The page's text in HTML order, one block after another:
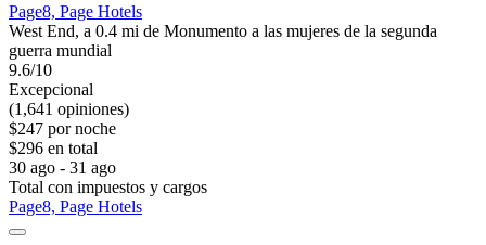
Page8, Page Hotels
West End, a 0.4 mi de Monumento a las mujeres de la segunda
guerra mundial
9.6/10
Excepcional
(1,641 opiniones)
$247 por noche
$296 en total
30 ago - 31 ago
Total con impuestos y cargos
Page8, Page Hotels